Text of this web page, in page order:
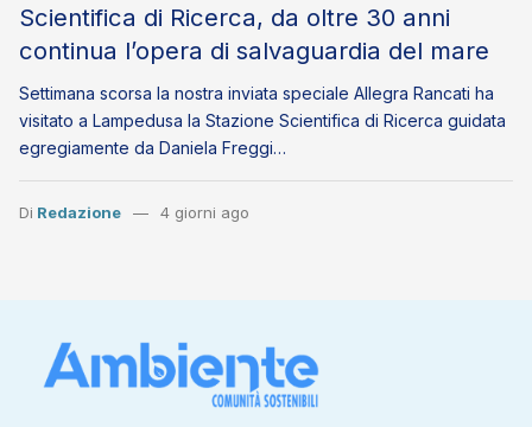
Scientifica di Ricerca, da oltre 30 anni
continua l’opera di salvaguardia del mare
Settimana scorsa la nostra inviata speciale Allegra Rancati ha
visitato a Lampedusa la Stazione Scientifica di Ricerca guidata
egregiamente da Daniela Freggi…
Di Redazione 4 giorni ago